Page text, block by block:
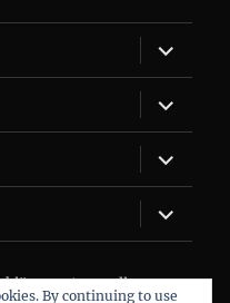
expand
child
menu
expand
child
menu
expand
child
menu
expand
child
menu
Proudly
By continuing to use